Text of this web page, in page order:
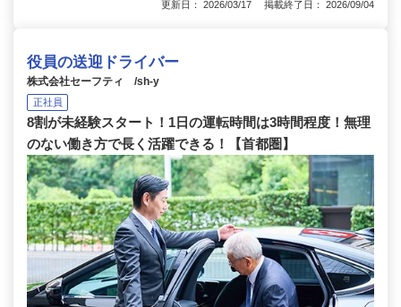
更新日： 2026/03/17 掲載終了日： 2026/09/04
役員の送迎ドライバー
株式会社セーフティ /sh-y
正社員
8割が未経験スタート！1日の運転時間は3時間程度！無理
のない働き方で長く活躍できる！【首都圏】